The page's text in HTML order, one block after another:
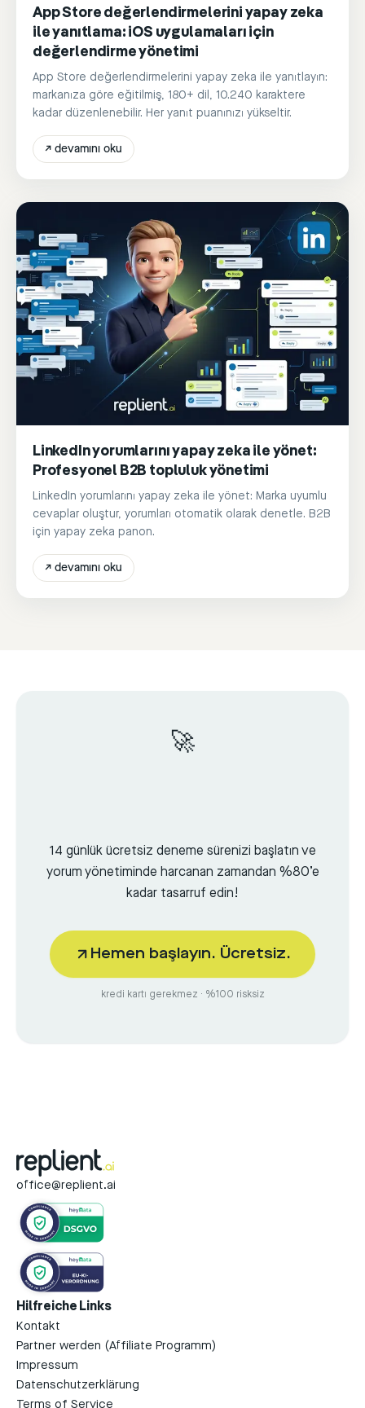
App Store değerlendirmelerini yapay zeka
ile yanıtlama: iOS uygulamaları için
değerlendirme yönetimi
App Store değerlendirmelerini yapay zeka ile yanıtlayın:
markanıza göre eğitilmiş, 180+ dil, 10.240 karaktere
kadar düzenlenebilir. Her yanıt puanınızı yükseltir.
↗ devamını oku
LinkedIn yorumlarını yapay zeka ile yönet:
Profesyonel B2B topluluk yönetimi
LinkedIn yorumlarını yapay zeka ile yönet: Marka uyumlu
cevaplar oluştur, yorumları otomatik olarak denetle. B2B
için yapay zeka panon.
↗ devamını oku
🚀
14 günlük ücretsiz deneme sürenizi başlatın ve
yorum yönetiminde harcanan zamandan %80’e
kadar tasarruf edin!
Hemen başlayın. Ücretsiz.
kredi kartı gerekmez · %100 risksiz
office@replient.ai
Hilfreiche Links
Kontakt
Partner werden (Affiliate Programm)
Impressum
Datenschutzerklärung
Terms of Service